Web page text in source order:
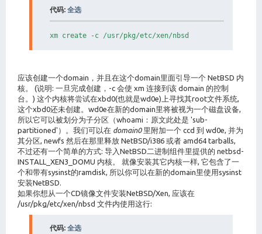
# 为此domain设置的虚拟的CPU数量。
#
nics = 1
# 定义接口的MAC 和/或 bridge。
#
# The MAC address specified in ``mac'' is the one
# in the new domain. The interface in domain0 will
# with 00:00:00:01:00:00 (i.e. aa:00:00:51:02:f0 in
# MACs are assigned if not given.
#
# ``bridge'' is a required parameter, which will be
# vif-script called by xend(8) when a new domain
# the new xvif interface in domain0.
#
# In this example, the xvif is added to bridge0,
# set up prior to the new domain being created --
vif = [ 'mac=aa:00:00:50:02:f0, bridge=bridge0' ]
代码: 全选
xm create -c /usr/pkg/etc/xen/nbsd
应该创建一个domain，并且在这个domain里面引导一个 NetBSD 内
核。 (说明: 一旦完成创建，-c 会使 xm 连接到该 domain 的控制
台。) 这个内核将尝试在xbd0(也就是wd0e)上寻找其root文件系统,
这个xbd0还未创建。wd0e在新的domain里将被视为一个磁盘设备,
所以它可以被划分为子分区（whoami：原文此处是 'sub-
partitioned'）。我们可以在 domain0里附加一个 ccd 到 wd0e, 并为
其分区, newfs 然后在那里释放 NetBSD/i386 或者 amd64 tarballs,
不过还有一个简单的方式: 导入NetBSD二进制组件里提供的 netbsd-
INSTALL_XEN3_DOMU 内核。 就像安装其它内核一样, 它包含了一
个和带有sysinst的ramdisk, 所以你可以在新的domain里使用sysinst
安装NetBSD.
如果你想从一个CD镜像文件安装NetBSD/Xen, 应该在
/usr/pkg/etc/xen/nbsd 文件内使用这行:
代码: 全选